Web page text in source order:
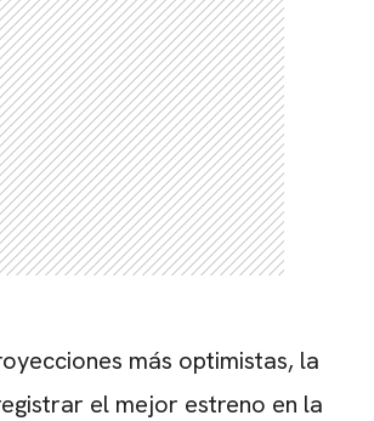
más optimistas, la
el mejor estreno en la
CARREGANDO PUBLICIDADE